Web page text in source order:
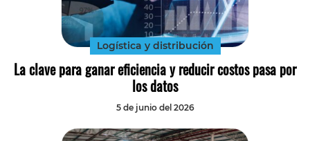
Logística y distribución
La clave para ganar eficiencia y reducir costos pasa por
los datos
5 de junio del 2026